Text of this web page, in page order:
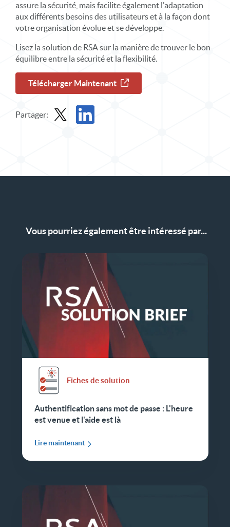
assure la sécurité, mais facilite également l'adaptation
aux différents besoins des utilisateurs et à la façon dont
votre organisation évolue et se développe.
Lisez la solution de RSA sur la manière de trouver le bon
équilibre entre la sécurité et la flexibilité.
Télécharger Maintenant
Partager:
Vous pourriez également être intéressé par...
Fiches de solution
Authentification sans mot de passe : L'heure
est venue et l'aide est là
Lire maintenant